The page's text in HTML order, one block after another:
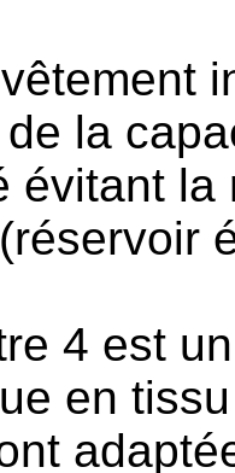
la
évitant
4 est
en